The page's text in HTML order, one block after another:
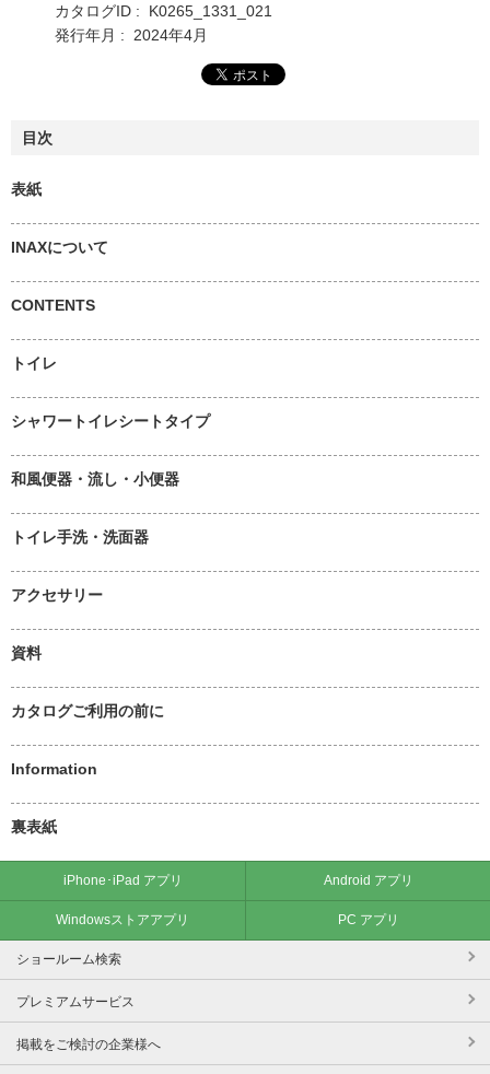
カタログID : K0265_1331_021
発行年月 : 2024年4月
目次
表紙
INAXについて
CONTENTS
トイレ
シャワートイレシートタイプ
和風便器・流し・小便器
トイレ手洗・洗面器
アクセサリー
資料
カタログご利用の前に
Information
裏表紙
iPhone･iPad アプリ Android アプリ
Windowsストアアプリ PC アプリ
ショールーム検索
プレミアムサービス
掲載をご検討の企業様へ